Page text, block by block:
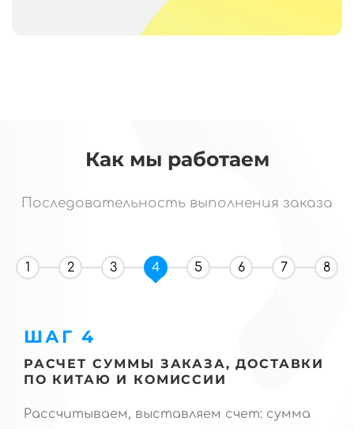
Как мы работаем
Последовательность выполнения заказа
1 2 3 4 5 6 7 8
ШАГ 4
РАСЧЕТ СУММЫ ЗАКАЗА, ДОСТАВКИ
ПО КИТАЮ И КОМИССИИ
Рассчитываем, выставляем счет: сумма